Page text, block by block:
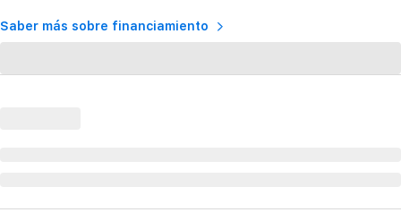
Saber más sobre financiamiento